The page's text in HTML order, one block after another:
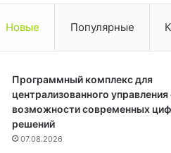
Новые Популярные
Программный комплекс для
централизованного
возможности современных
решений
07.08.2026